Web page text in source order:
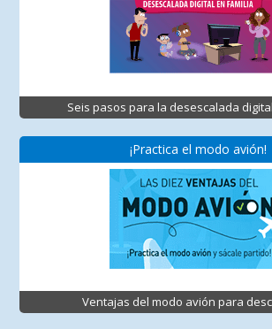
Seis pasos para la desescalada
¡Practica el modo avión!
Ventajas del modo avión para